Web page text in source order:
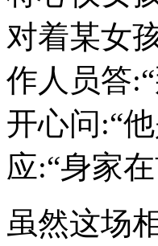
对着某女
作人员答
开心问:“
应:“身家
虽然这场